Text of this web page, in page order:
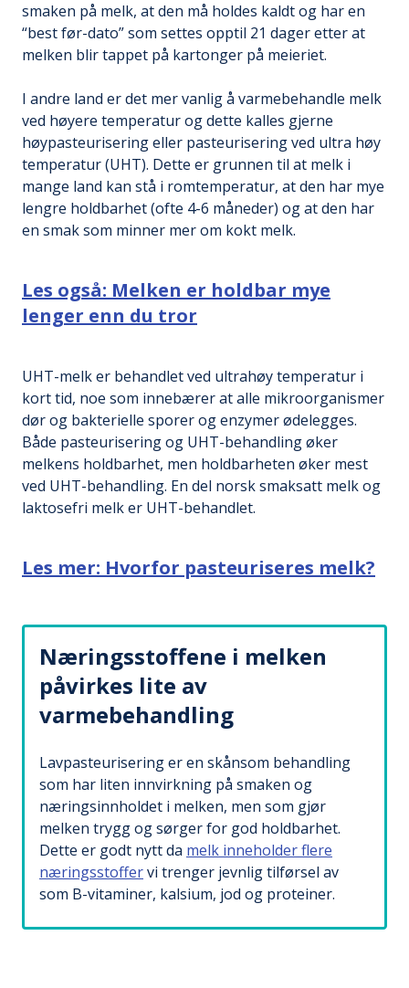
smaken på melk, at den må holdes kaldt og har en
“best før-dato” som settes opptil 21 dager etter at
melken blir tappet på kartonger på meieriet.
I andre land er det mer vanlig å varmebehandle melk
ved høyere temperatur og dette kalles gjerne
høypasteurisering eller pasteurisering ved ultra høy
temperatur (UHT). Dette er grunnen til at melk i
mange land kan stå i romtemperatur, at den har mye
lengre holdbarhet (ofte 4-6 måneder) og at den har
en smak som minner mer om kokt melk.
Les også: Melken er holdbar mye
lenger enn du tror
UHT-melk er behandlet ved ultrahøy temperatur i
kort tid, noe som innebærer at alle mikroorganismer
dør og bakterielle sporer og enzymer ødelegges.
Både pasteurisering og UHT-behandling øker
melkens holdbarhet, men holdbarheten øker mest
ved UHT-behandling. En del norsk smaksatt melk og
laktosefri melk er UHT-behandlet.
Les mer: Hvorfor pasteuriseres melk?
Næringsstoffene i melken
påvirkes lite av
varmebehandling
Lavpasteurisering er en skånsom behandling
som har liten innvirkning på smaken og
næringsinnholdet i melken, men som gjør
melken trygg og sørger for god holdbarhet.
Dette er godt nytt da melk inneholder flere
næringsstoffervi trenger jevnlig tilførsel av
som B-vitaminer, kalsium, jod og proteiner.